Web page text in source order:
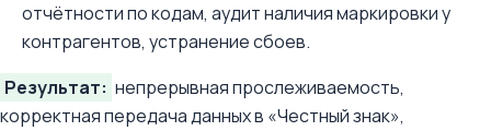
отчётности по кодам, аудит наличия маркировки у
контрагентов, устранение сбоев.
Результат: непрерывная прослеживаемость,
корректная передача данных в «Честный знак»,